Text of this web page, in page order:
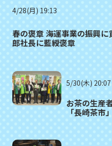
4/28(月) 19:13
春の褒章 海運事業の振興
郎社長に藍綬褒章
5/30(木) 20:07
お茶の生産
「長崎茶市